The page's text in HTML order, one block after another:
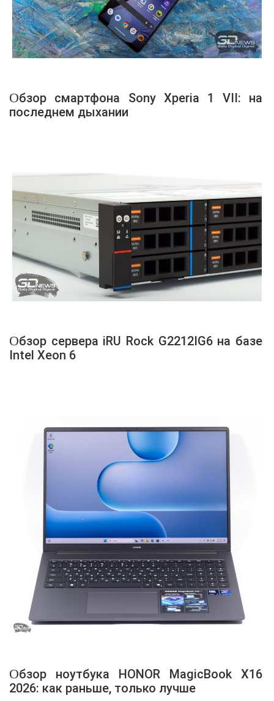
Обзор смартфона Sony Xperia 1 VII: на
последнем дыхании
Обзор сервера iRU Rock G2212IG6 на базе
Intel Xeon 6
Обзор ноутбука HONOR MagicBook X16
2026: как раньше, только лучше